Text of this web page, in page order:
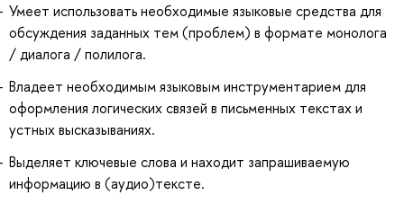
Умеет использовать необходимые языковые средства для
обсуждения заданных тем (проблем) в формате монолога
/ диалога / полилога.
Владеет необходимым языковым инструментарием для
оформления логических связей в письменных текстах и
устных высказываниях.
Выделяет ключевые слова и находит запрашиваемую
информацию в (аудио)тексте.